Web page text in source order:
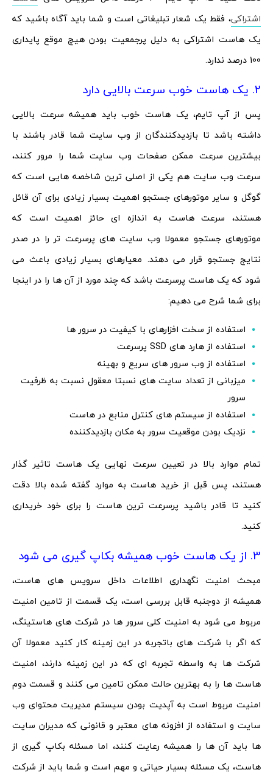
اشتراکی، فقط یک شعار تبلیغاتی است و شما باید آگاه باشید که
یک هاست اشتراکی به دلیل پرجمعیت بودن هیچ موقع پایداری
100 درصد ندارد.
2. یک هاست خوب سرعت بالایی دارد
پس از آپ تایم، یک هاست خوب باید همیشه سرعت بالایی
داشته باشد تا بازدیدکنندگان از وب سایت شما قادر باشند با
بیشترین سرعت ممکن صفحات وب سایت شما را مرور کنند،
سرعت وب سایت هم یکی از اصلی ترین شاخصه هایی است که
گوگل و سایر موتورهای جستجو اهمیت بسیار زیادی برای آن قائل
هستند، سرعت هاست به اندازه ای حائز اهمیت است که
موتورهای جستجو معمولا وب سایت های پرسرعت تر را در صدر
نتایج جستجو قرار می دهند. معیارهای بسیار زیادی باعث می
شود که یک هاست پرسرعت باشد که چند مورد از آن ها را در اینجا
برای شما شرح می دهیم:
استفاده از سخت افزارهای با کیفیت در سرور ها
استفاده از هارد های SSD پرسرعت
استفاده از وب سرور های سریع و بهینه
میزبانی از تعداد سایت های نسبتا معقول نسبت به ظرفیت
سرور
استفاده از سیستم های کنترل منابع در هاست
نزدیک بودن موقعیت سرور به مکان بازدیدکننده
تمام موارد بالا در تعیین سرعت نهایی یک هاست تاثیر گذار
هستند، پس قبل از خرید هاست به موارد گفته شده بالا دقت
کنید تا قادر باشید پرسرعت ترین هاست را برای خود خریداری
کنید.
3. از یک هاست خوب همیشه بکاپ گیری می شود
مبحث امنیت نگهداری اطلاعات داخل سرویس های هاست،
همیشه از دوجنبه قابل بررسی است، یک قسمت از تامین امنیت
مربوط می شود به امنیت کلی سرور ها در شرکت های هاستینگ،
که اگر با شرکت های باتجربه در این زمینه کار کنید معمولا آن
شرکت ها به واسطه تجربه ای که در این زمینه دارند، امنیت
هاست ها را به بهترین حالت ممکن تامین می کنند و قسمت دوم
امنیت مربوط است به آپدیت بودن سیستم مدیریت محتوای وب
سایت و استفاده از افزونه های معتبر و قانونی که مدیران سایت
ها باید آن ها را همیشه رعایت کنند، اما مسئله بکاپ گیری از
هاست، یک مسئله بسیار حیاتی و مهم است و شما باید از شرکت